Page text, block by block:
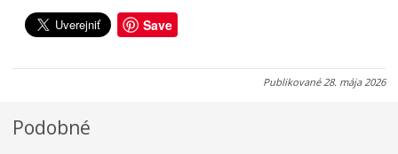
Save
Publikované28. mája 2026
Podobné
0
8
6
0
8
6
0
8
6